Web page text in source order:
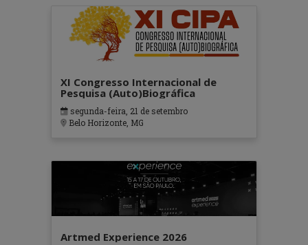
XI Congresso Internacional de
Pesquisa (Auto)Biográfica
segunda-feira, 21 de setembro
Belo Horizonte, MG
Artmed Experience 2026